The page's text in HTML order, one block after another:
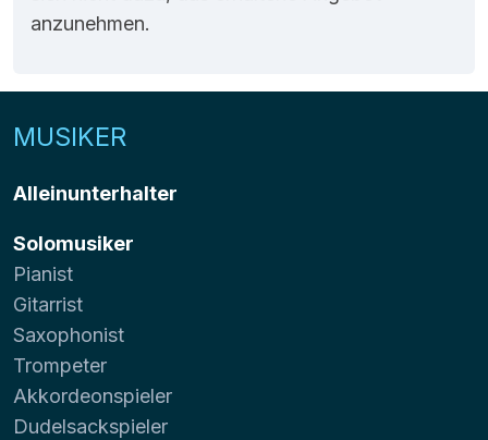
anzunehmen.
MUSIKER
Alleinunterhalter
Solomusiker
Pianist
Gitarrist
Saxophonist
Trompeter
Akkordeonspieler
Dudelsackspieler